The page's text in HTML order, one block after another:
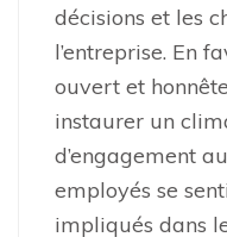
décisions et les
l’entreprise. En
ouvert et
instaurer un
d’engagement
employés se
impliqués dans